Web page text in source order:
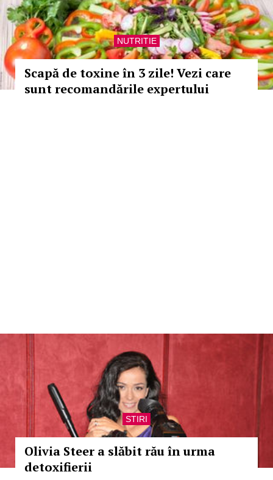
NUTRITIE
Scapă de toxine în 3 zile! Vezi care
sunt recomandările expertului
STIRI
Olivia Steer a slăbit rău în urma
detoxifierii